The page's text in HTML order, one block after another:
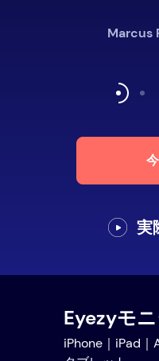
Marcus
実
Eyezyモ
iPhone｜iPad